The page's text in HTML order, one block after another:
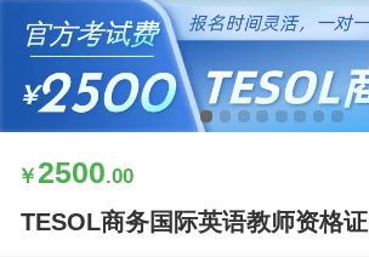
￥2500.00
TESOL商务国际英语教师资格证